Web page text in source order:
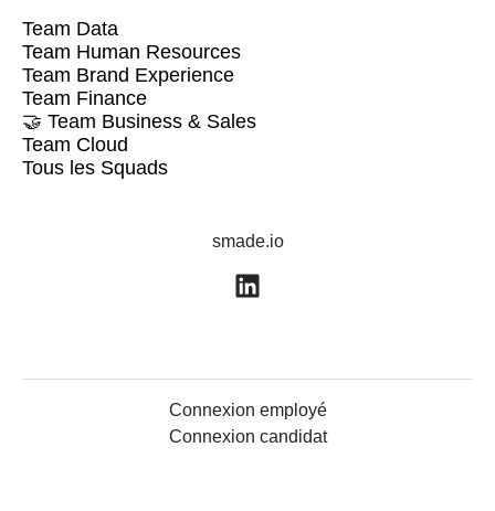
Team Data
Team Human Resources
Team Brand Experience
Team Finance
🤝 Team Business & Sales
Team Cloud
Tous les Squads
smade.io
Connexion employé
Connexion candidat